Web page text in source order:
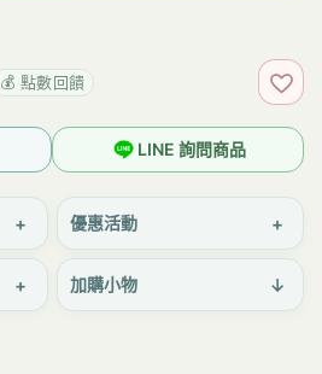
💰 點數回饋 加
LINE 詢問商品
+ 優惠活動 +
+ 加購小物 ↓